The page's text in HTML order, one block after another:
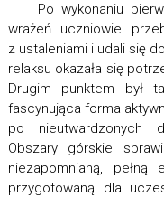
Po wykonaniu
wrażeń uczniowie
z ustaleniami i udali się
relaksu okazała się
Drugim punktem był
fascynująca forma
po nieutwardzonych
Obszary górskie
niezapomnianą,
przygotowaną dla